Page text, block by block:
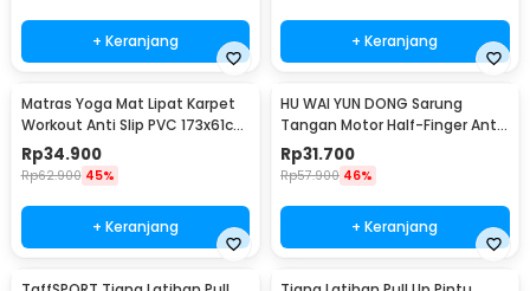
+ Keranjang + Keranjang
Matras Yoga Mat Lipat Karpet
Workout Anti Slip PVC 173x61cm
- Q4
Rp34.900
Rp62.900 45%
+ Keranjang
HU WAI YUN DONG Sarung
Tangan Motor Half-Finger Anti
Slip Riding Glove L - HWYD
Rp31.700
Rp57.900 46%
+ Keranjang